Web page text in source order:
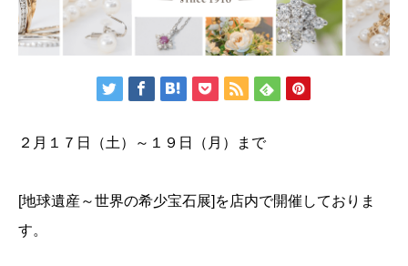
２月１７日（土）～１９日（月）まで
[地球遺産～世界の希少宝石展]を店内で開催しておりま
す。